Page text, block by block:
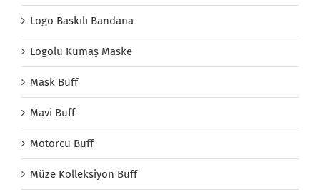
Logo Baskılı Bandana
Logolu Kumaş Maske
Mask Buff
Mavi Buff
Motorcu Buff
Müze Kolleksiyon Buff